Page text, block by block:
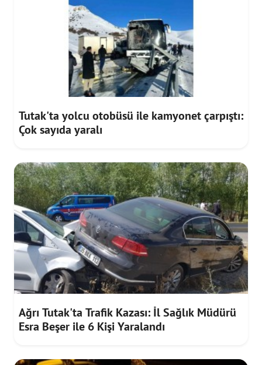
Tutak'ta yolcu otobüsü ile kamyonet çarpıştı:
Çok sayıda yaralı
Ağrı Tutak'ta Trafik Kazası: İl Sağlık Müdürü
Esra Beşer ile 6 Kişi Yaralandı